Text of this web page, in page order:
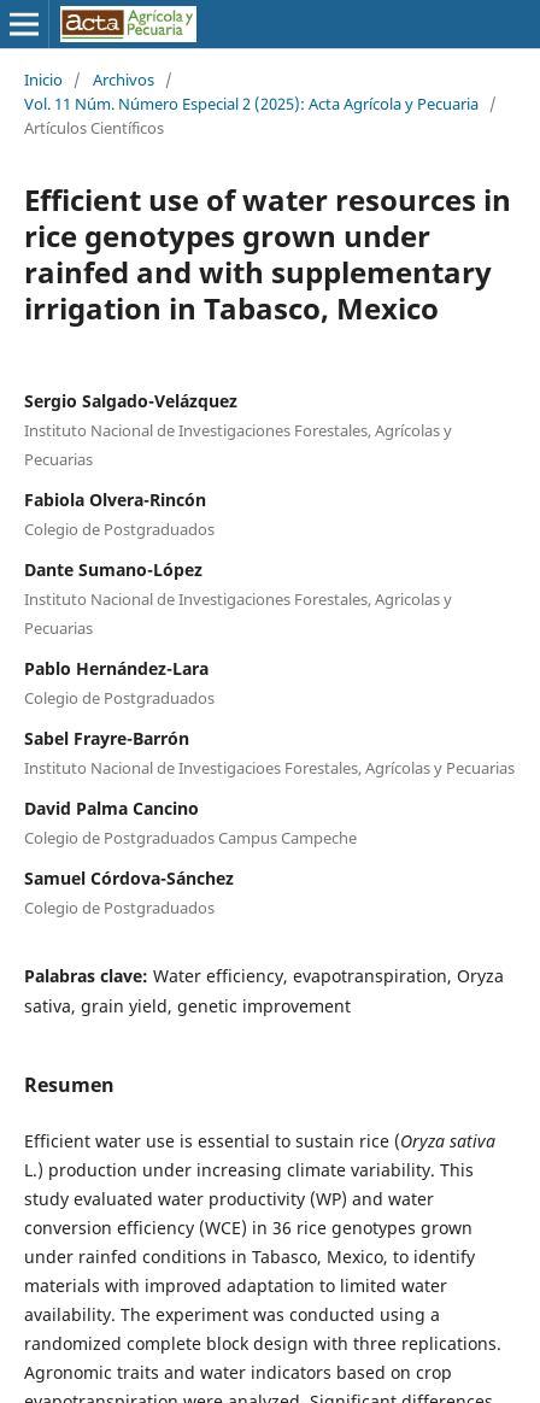
Inicio / Archivos /
Vol. 11 Núm. Número Especial 2 (2025): Acta Agrícola y Pecuaria /
Artículos Científicos
Efficient use of water resources in
rice genotypes grown under
rainfed and with supplementary
irrigation in Tabasco, Mexico
Sergio Salgado-Velázquez
Instituto Nacional de Investigaciones Forestales, Agrícolas y
Pecuarias
Fabiola Olvera-Rincón
Colegio de Postgraduados
Dante Sumano-López
Instituto Nacional de Investigaciones Forestales, Agricolas y
Pecuarias
Pablo Hernández-Lara
Colegio de Postgraduados
Sabel Frayre-Barrón
Instituto Nacional de Investigacioes Forestales, Agrícolas y Pecuarias
David Palma Cancino
Colegio de Postgraduados Campus Campeche
Samuel Córdova-Sánchez
Colegio de Postgraduados
Palabras clave: Water efficiency, evapotranspiration, Oryza
sativa, grain yield, genetic improvement
Resumen
Efficient water use is essential to sustain rice (Oryza sativa
L.) production under increasing climate variability. This
study evaluated water productivity (WP) and water
conversion efficiency (WCE) in 36 rice genotypes grown
under rainfed conditions in Tabasco, Mexico, to identify
materials with improved adaptation to limited water
availability. The experiment was conducted using a
randomized complete block design with three replications.
Agronomic traits and water indicators based on crop